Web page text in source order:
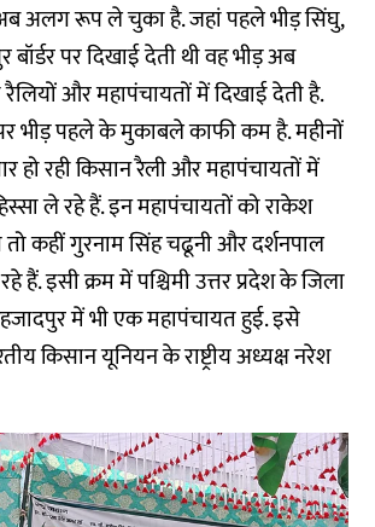
अलग रूप ले चुका है. जहां पहले भीड़ सिंघु,
बॉर्डर पर दिखाई देती थी वह भीड़ अब
और महापंचायतों में दिखाई देती है.
भीड़ पहले के मुकाबले काफी कम है. महीनों
हो रही किसान रैली और महापंचायतों में
ले रहे हैं. इन महापंचायतों को राकेश
कहीं गुरनाम सिंह चढूनी और दर्शनपाल
हैं. इसी क्रम में पश्चिमी उत्तर प्रदेश के जिला
में भी एक महापंचायत हुई. इसे
किसान यूनियन के राष्ट्रीय अध्यक्ष नरेश